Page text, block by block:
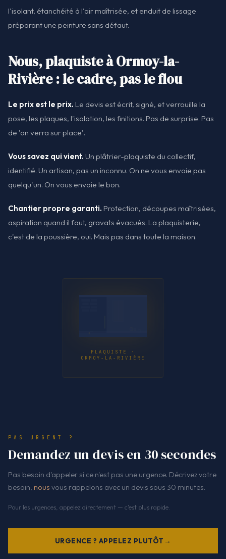
l'isolant, étanchéité à l'air maîtrisée, et enduit de lissage
préparant une peinture sans défaut.
Nous, plaquiste à Ormoy-la-
Rivière : le cadre, pas le flou
Le prix est le prix. Le devis est écrit, signé, et verrouille la
pose, les plaques, l'isolation, les finitions. Pas de surprise. Pas
de 'on verra sur place'.
Vous savez qui vient. Un plâtrier-plaquiste du collectif,
identifié. Un artisan, pas un inconnu. On ne vous envoie pas
quelqu'un. On vous envoie le bon.
Chantier propre garanti. Protection, découpes maîtrisées,
aspiration quand il faut, gravats évacués. La plaquisterie,
c'est de la poussière, oui. Mais pas dans toute la maison.
PLAQUISTE ·
ORMOY-LA-RIVIÈRE
PAS URGENT ?
Demandez un devis en 30 secondes
Pas besoin d'appeler si ce n'est pas une urgence. Décrivez votre
besoin, nous vous rappelons avec un devis sous 30 minutes.
Pour les urgences, appelez directement — c'est plus rapide.
URGENCE ? APPELEZ PLUTÔT